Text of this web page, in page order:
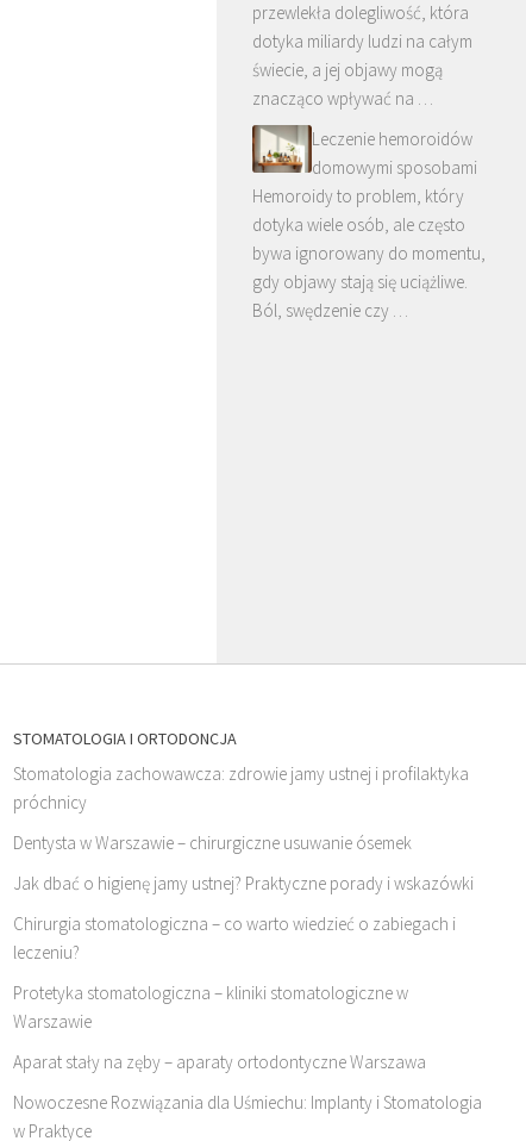
przewlekła dolegliwość, która
dotyka miliardy ludzi na całym
świecie, a jej objawy mogą
znacząco wpływać na …
Leczenie hemoroidów
domowymi sposobami
Hemoroidy to problem, który
dotyka wiele osób, ale często
bywa ignorowany do momentu,
gdy objawy stają się uciążliwe.
Ból, swędzenie czy …
STOMATOLOGIA I ORTODONCJA
Stomatologia zachowawcza: zdrowie jamy ustnej i profilaktyka
próchnicy
Dentysta w Warszawie – chirurgiczne usuwanie ósemek
Jak dbać o higienę jamy ustnej? Praktyczne porady i wskazówki
Chirurgia stomatologiczna – co warto wiedzieć o zabiegach i
leczeniu?
Protetyka stomatologiczna – kliniki stomatologiczne w
Warszawie
Aparat stały na zęby – aparaty ortodontyczne Warszawa
Nowoczesne Rozwiązania dla Uśmiechu: Implanty i Stomatologia
w Praktyce